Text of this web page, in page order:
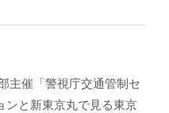
主催「警視庁交通管制セ
ンと新東京丸で見る東京